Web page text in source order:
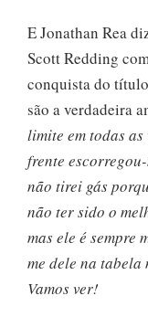
E Jonathan Rea
Scott Redding
conquista do
são a verdadeira
limite em todas as
frente
não tirei gás
não ter sido o
mas ele é sempre
me dele na
Vamos ver!